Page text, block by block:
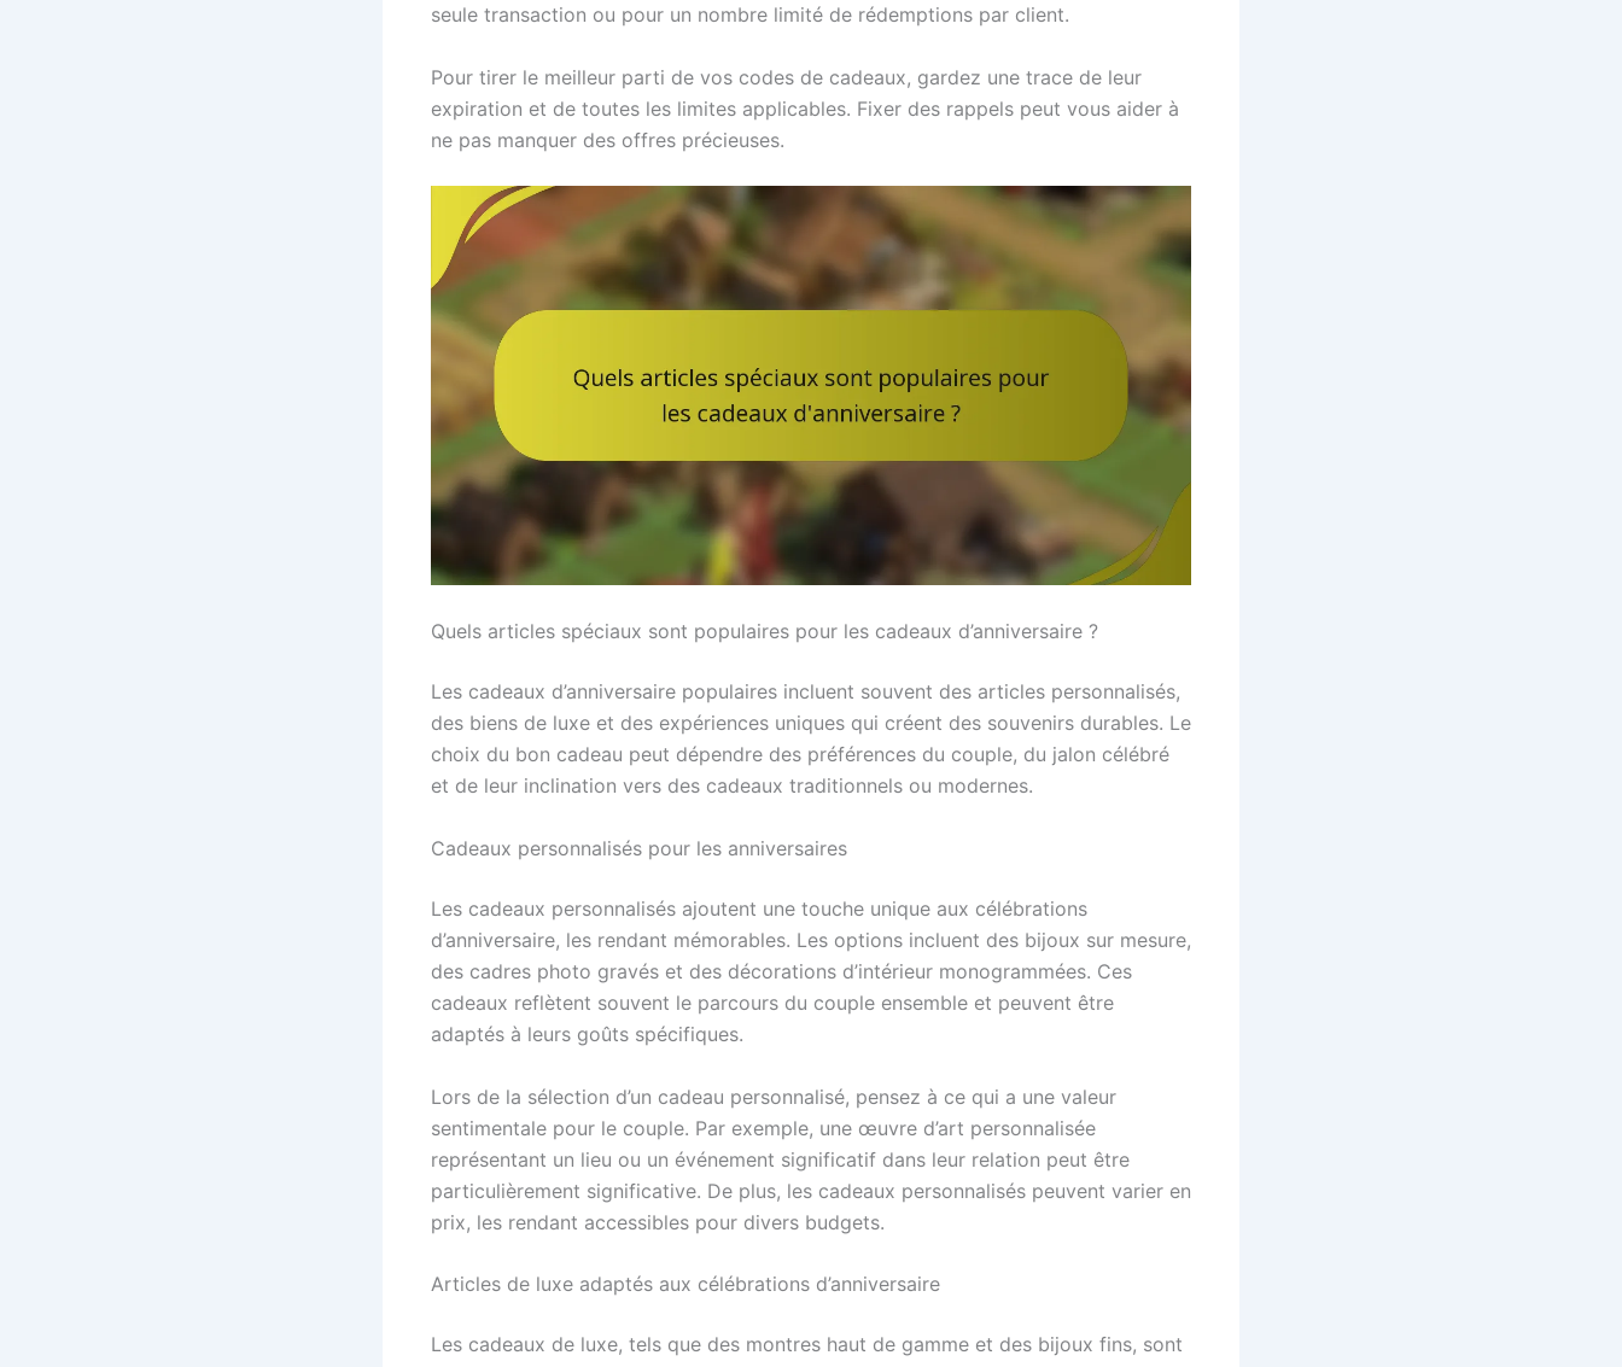
seule transaction ou pour un nombre limité de rédemptions par client.
Pour tirer le meilleur parti de vos codes de cadeaux, gardez une trace de leur
expiration et de toutes les limites applicables. Fixer des rappels peut vous aider à
ne pas manquer des offres précieuses.
Quels articles spéciaux sont populaires pour les cadeaux d’anniversaire ?
Les cadeaux d’anniversaire populaires incluent souvent des articles personnalisés,
des biens de luxe et des expériences uniques qui créent des souvenirs durables. Le
choix du bon cadeau peut dépendre des préférences du couple, du jalon célébré
et de leur inclination vers des cadeaux traditionnels ou modernes.
Cadeaux personnalisés pour les anniversaires
Les cadeaux personnalisés ajoutent une touche unique aux célébrations
d’anniversaire, les rendant mémorables. Les options incluent des bijoux sur mesure,
des cadres photo gravés et des décorations d’intérieur monogrammées. Ces
cadeaux reflètent souvent le parcours du couple ensemble et peuvent être
adaptés à leurs goûts spécifiques.
Lors de la sélection d’un cadeau personnalisé, pensez à ce qui a une valeur
sentimentale pour le couple. Par exemple, une œuvre d’art personnalisée
représentant un lieu ou un événement significatif dans leur relation peut être
particulièrement significative. De plus, les cadeaux personnalisés peuvent varier en
prix, les rendant accessibles pour divers budgets.
Articles de luxe adaptés aux célébrations d’anniversaire
Les cadeaux de luxe, tels que des montres haut de gamme et des bijoux fins, sont